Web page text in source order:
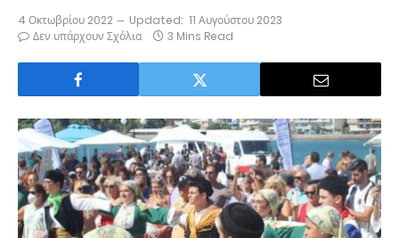
4 Οκτωβρίου 2022 Updated: 11 Αυγούστου 2023
Δεν υπάρχουν Σχόλια
3 Mins Read